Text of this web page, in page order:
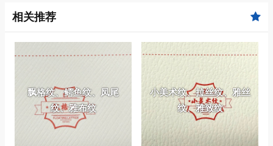
相关推荐
飘格纹、鳄鱼纹、凤尾
纹、雅布纹
小美术纹、拉丝纹、雅丝
纹、雅致纹